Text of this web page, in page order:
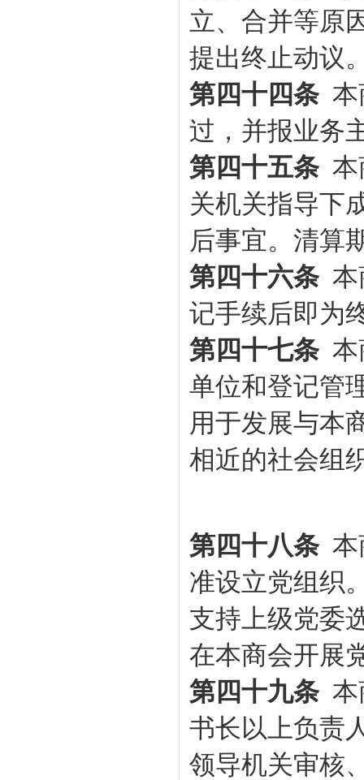
立、合并等原
提出终止动议
第四十四条 本
过，并报业务
第四十五条 本
关机关指导下
后事宜。清算
第四十六条 本
记手续后即为
第四十七条 本
单位和登记管
用于发展与本
相近的社会组
第四十八条 本
准设立党组织
支持上级党委
在本商会开展
第四十九条 本
书长以上负责
领导机关审核